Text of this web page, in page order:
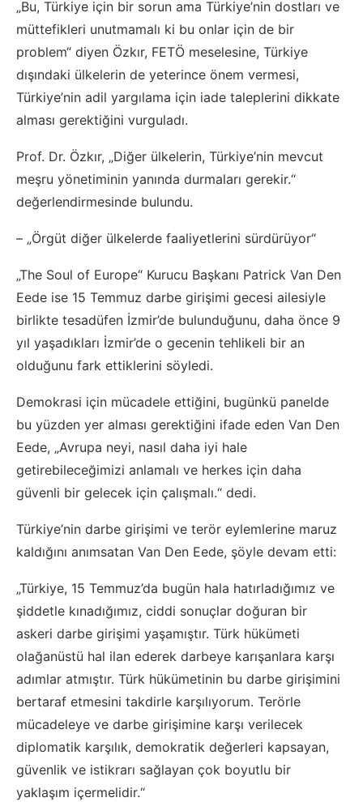
„Bu, Türkiye için bir sorun ama Türkiye’nin dostları ve
müttefikleri unutmamalı ki bu onlar için de bir
problem“ diyen Özkır, FETÖ meselesine, Türkiye
dışındaki ülkelerin de yeterince önem vermesi,
Türkiye’nin adil yargılama için iade taleplerini dikkate
alması gerektiğini vurguladı.
Prof. Dr. Özkır, „Diğer ülkelerin, Türkiye’nin mevcut
meşru yönetiminin yanında durmaları gerekir.“
değerlendirmesinde bulundu.
– „Örgüt diğer ülkelerde faaliyetlerini sürdürüyor“
„The Soul of Europe“ Kurucu Başkanı Patrick Van Den
Eede ise 15 Temmuz darbe girişimi gecesi ailesiyle
birlikte tesadüfen İzmir’de bulunduğunu, daha önce 9
yıl yaşadıkları İzmir’de o gecenin tehlikeli bir an
olduğunu fark ettiklerini söyledi.
Demokrasi için mücadele ettiğini, bugünkü panelde
bu yüzden yer alması gerektiğini ifade eden Van Den
Eede, „Avrupa neyi, nasıl daha iyi hale
getirebileceğimizi anlamalı ve herkes için daha
güvenli bir gelecek için çalışmalı.“ dedi.
Türkiye’nin darbe girişimi ve terör eylemlerine maruz
kaldığını anımsatan Van Den Eede, şöyle devam etti:
„Türkiye, 15 Temmuz’da bugün hala hatırladığımız ve
şiddetle kınadığımız, ciddi sonuçlar doğuran bir
askeri darbe girişimi yaşamıştır. Türk hükümeti
olağanüstü hal ilan ederek darbeye karışanlara karşı
adımlar atmıştır. Türk hükümetinin bu darbe girişimini
bertaraf etmesini takdirle karşılıyorum. Terörle
mücadeleye ve darbe girişimine karşı verilecek
diplomatik karşılık, demokratik değerleri kapsayan,
güvenlik ve istikrarı sağlayan çok boyutlu bir
yaklaşım içermelidir.“